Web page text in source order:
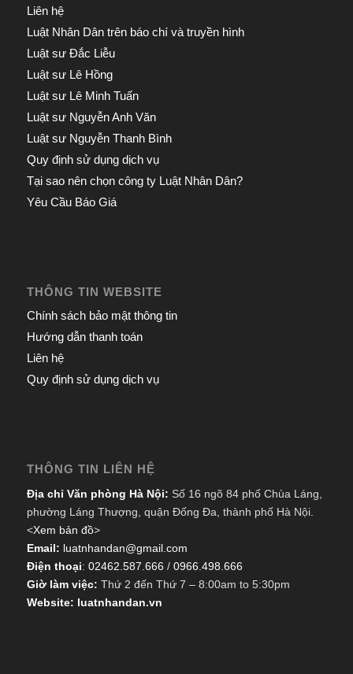
Liên hệ
Luật Nhân Dân trên báo chí và truyền hình
Luật sư Đắc Liễu
Luật sư Lê Hồng
Luật sư Lê Minh Tuấn
Luật sư Nguyễn Anh Văn
Luật sư Nguyễn Thanh Bình
Quy định sử dụng dịch vụ
Tại sao nên chọn công ty Luật Nhân Dân?
Yêu Cầu Báo Giá
THÔNG TIN WEBSITE
Chính sách bảo mật thông tin
Hướng dẫn thanh toán
Liên hệ
Quy định sử dụng dịch vụ
THÔNG TIN LIÊN HỆ
Địa chỉ Văn phòng Hà Nội: Số 16 ngõ 84 phố Chùa Láng,
phường Láng Thượng, quận Đống Đa, thành phố Hà Nội.
<Xem bản đồ>
Email: luatnhandan@gmail.com
Điện thoại: 02462.587.666 / 0966.498.666
Giờ làm việc: Thứ 2 đến Thứ 7 – 8:00am to 5:30pm
Website: luatnhandan.vn